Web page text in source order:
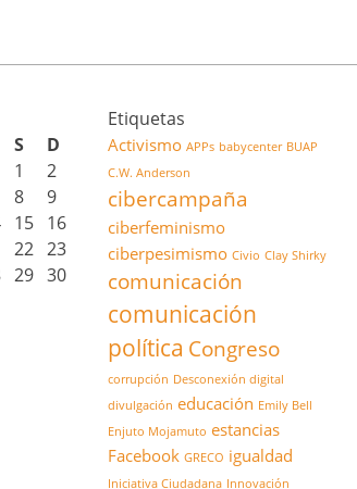
S
D
1
2
8
9
15 16
22 23
29 30
Etiquetas
Activismo APPs babycenter BUAP
C.W. Anderson
cibercampaña
ciberfeminismo
ciberpesimismo Civio Clay Shirky
comunicación
comunicación
política Congreso
corrupción Desconexión digital
divulgación educación Emily Bell
Enjuto Mojamuto estancias
Facebook GRECO igualdad
Iniciativa Ciudadana Innovación